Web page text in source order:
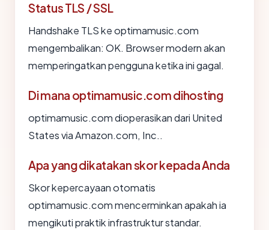
Status TLS / SSL
Handshake TLS ke optimamusic.com
mengembalikan: OK. Browser modern akan
memperingatkan pengguna ketika ini gagal.
Di mana optimamusic.com dihosting
optimamusic.com dioperasikan dari United
States via Amazon.com, Inc..
Apa yang dikatakan skor kepada Anda
Skor kepercayaan otomatis
optimamusic.com mencerminkan apakah ia
mengikuti praktik infrastruktur standar.